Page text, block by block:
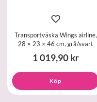
Transportväska Wings airline,
28 × 23 × 46 cm, grå/svart
1 019,90 kr
Köp